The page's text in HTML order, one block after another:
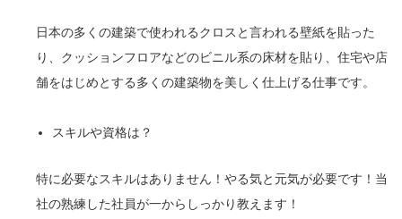
日本の多くの建築で使われるクロスと言われる壁紙を貼った
り、クッションフロアなどのビニル系の床材を貼り、住宅や店
舗をはじめとする多くの建築物を美しく仕上げる仕事です。
スキルや資格は？
特に必要なスキルはありません！やる気と元気が必要です！当
社の熟練した社員が一からしっかり教えます！